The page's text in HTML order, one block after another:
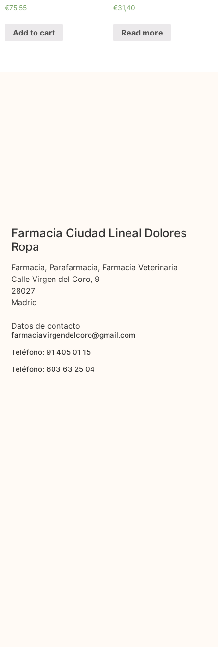
€75,55
Add to cart
€31,40
Read more
Farmacia Ciudad Lineal Dolores
Ropa
Farmacia, Parafarmacia, Farmacia Veterinaria
Calle Virgen del Coro, 9
28027
Madrid
Datos de contacto
farmaciavirgendelcoro@gmail.com
Teléfono: 91 405 01 15
Teléfono: 603 63 25 04